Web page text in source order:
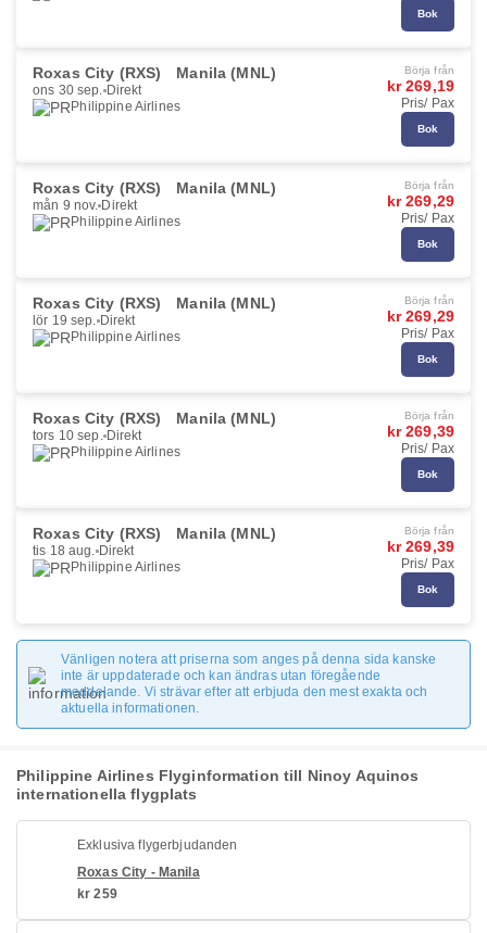
Bok
Roxas City (RXS) Manila (MNL)
ons 30 sep. Direkt
Philippine Airlines
Börja från
kr 269,19
Pris/ Pax
Bok
Roxas City (RXS) Manila (MNL)
mån 9 nov. Direkt
Philippine Airlines
Börja från
kr 269,29
Pris/ Pax
Bok
Roxas City (RXS) Manila (MNL)
lör 19 sep. Direkt
Philippine Airlines
Börja från
kr 269,29
Pris/ Pax
Bok
Roxas City (RXS) Manila (MNL)
tors 10 sep. Direkt
Philippine Airlines
Börja från
kr 269,39
Pris/ Pax
Bok
Roxas City (RXS) Manila (MNL)
tis 18 aug. Direkt
Philippine Airlines
Börja från
kr 269,39
Pris/ Pax
Bok
Vänligen notera att priserna som anges på denna sida kanske
inte är uppdaterade och kan ändras utan föregående
meddelande. Vi strävar efter att erbjuda den mest exakta och
aktuella informationen.
Philippine Airlines Flyginformation till Ninoy Aquinos
internationella flygplats
Exklusiva flygerbjudanden
Roxas City - Manila
kr 259